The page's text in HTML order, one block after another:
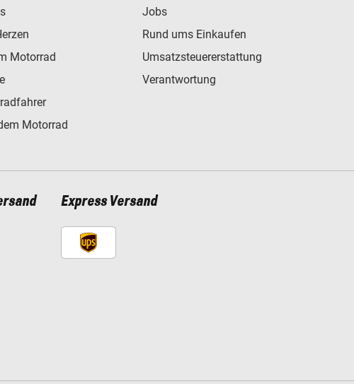
Motorrad
Motorrad
Jobs
Rund ums Einkaufen
Umsatzsteuererstattung
Verantwortung
Express Versand